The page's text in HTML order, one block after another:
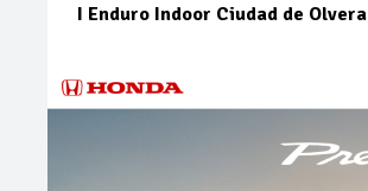
I Enduro Indoor Ciudad de Olvera